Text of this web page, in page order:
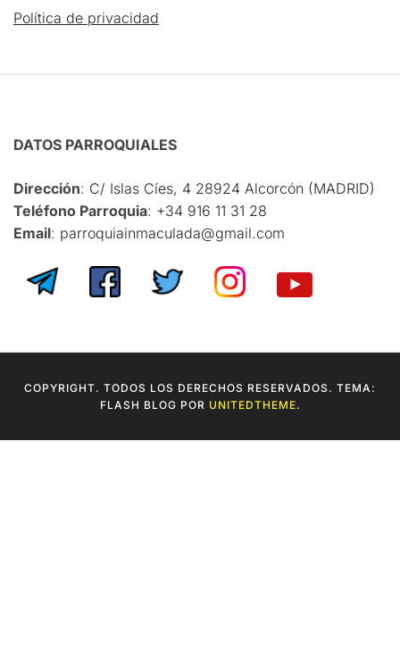
Política de privacidad
DATOS PARROQUIALES
Dirección: C/ Islas Cíes, 4 28924 Alcorcón (MADRID)
Teléfono Parroquia: ‎+34 916 11 31 28
Email: parroquiainmaculada@gmail.com
COPYRIGHT. TODOS LOS DERECHOS RESERVADOS. TEMA:
FLASH BLOG POR UNITEDTHEME.